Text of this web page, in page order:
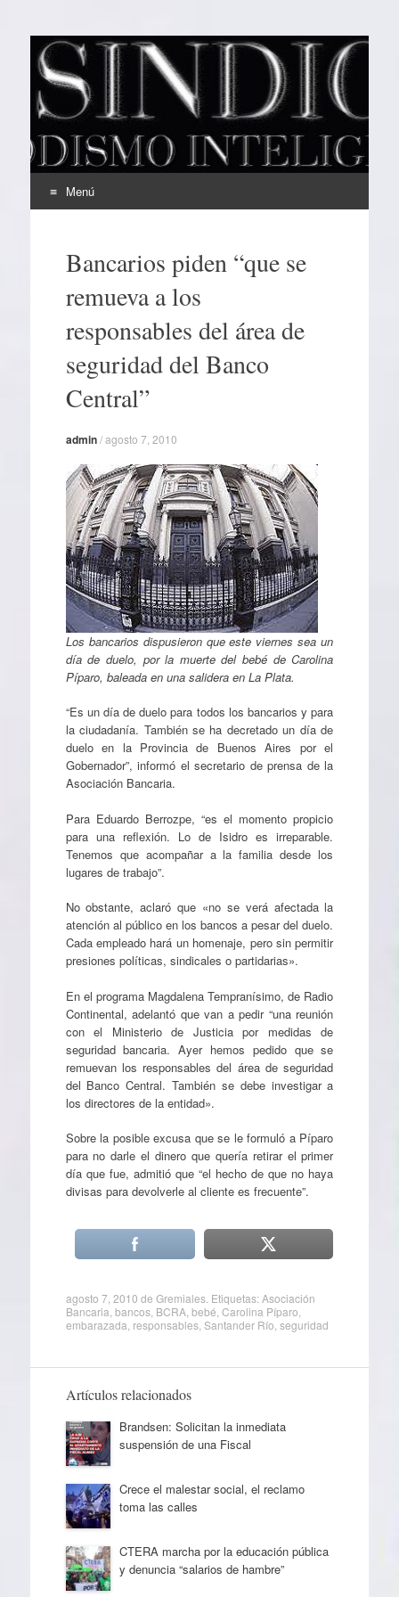
EL SINDICAL
Periodismo Inteligente
Menú
contenidoBancarios piden “que se
remueva a los
responsables del área de
seguridad del Banco
Central”
admin/agosto 7, 2010
Los bancarios dispusieron que este viernes sea un
día de duelo, por la muerte del bebé de Carolina
Píparo, baleada en una salidera en La Plata.
“Es un día de duelo para todos los bancarios y para
la ciudadanía. También se ha decretado un día de
duelo en la Provincia de Buenos Aires por el
Gobernador”, informó el secretario de prensa de la
Asociación Bancaria.
Para Eduardo Berrozpe, “es el momento propicio
para una reflexión. Lo de Isidro es irreparable.
Tenemos que acompañar a la familia desde los
lugares de trabajo”.
No obstante, aclaró que «no se verá afectada la
atención al público en los bancos a pesar del duelo.
Cada empleado hará un homenaje, pero sin permitir
presiones políticas, sindicales o partidarias».
En el programa Magdalena Tempranísimo, de Radio
Continental, adelantó que van a pedir “una reunión
con el Ministerio de Justicia por medidas de
seguridad bancaria. Ayer hemos pedido que se
remuevan los responsables del área de seguridad
del Banco Central. También se debe investigar a
los directores de la entidad».
Sobre la posible excusa que se le formuló a Píparo
para no darle el dinero que quería retirar el primer
día que fue, admitió que “el hecho de que no haya
divisas para devolverle al cliente es frecuente”.
agosto 7, 2010 de Gremiales. Etiquetas:Asociación
Bancaria bancos, BCRA, bebé Carolina Píparo
embarazada responsables, Santander Río seguridad
Artículos relacionados
Brandsen: Solicitan la inmediata
suspensión de una Fiscal
Crece el malestar social, el reclamo
toma las calles
CTERA marcha por la educación pública
y denuncia “salarios de hambre”